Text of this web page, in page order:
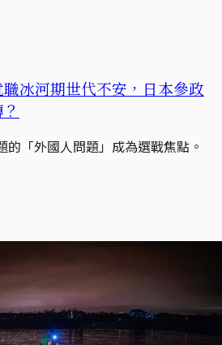
職冰河期世代不安，日本參政
的「外國人問題」成為選戰焦點。